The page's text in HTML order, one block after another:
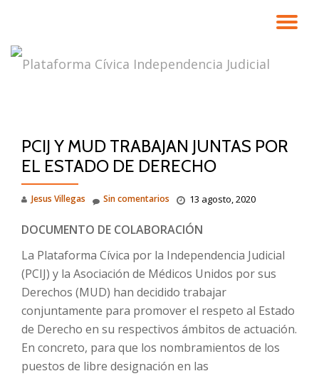
contenido
PCIJ Y MUD TRABAJAN JUNTAS POR
EL ESTADO DE DERECHO
Jesus Villegas 13 agosto, 2020
Sin comentarios
DOCUMENTO DE COLABORACIÓN
La Plataforma Cívica por la Independencia Judicial
(PCIJ) y la Asociación de Médicos Unidos por sus
Derechos (MUD) han decidido trabajar
conjuntamente para promover el respeto al Estado
de Derecho en su respectivos ámbitos de actuación.
En concreto, para que los nombramientos de los
puestos de libre designación en las